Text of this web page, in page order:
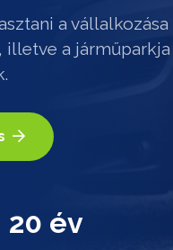
a
illetve a
20 év